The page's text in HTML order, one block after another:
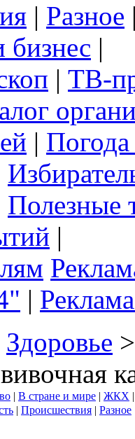
| Разное
бизнес |
| ТВ-
|
Полезные
|
|
Здоровье
| В стране и мире | ЖКХ
| Происшествия | Разное